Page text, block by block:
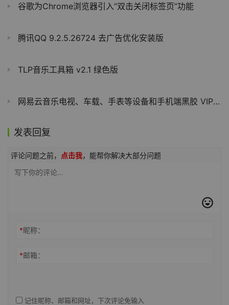
谷歌为Chrome浏览器引入“双击关闭标签页”功能
腾讯QQ 9.2.5.26724 去广告优化安装版
TLP音乐工具箱 v2.1 绿色版
网易云音乐电视、车载、手表等设备和手机端黑胶 VIP 合并，无需单独付费
发表回复
评论问题之前， 点击我，能帮你解决大部分问题
*昵称：
*邮箱：
记住昵称、邮箱和网址，下次评论免输入